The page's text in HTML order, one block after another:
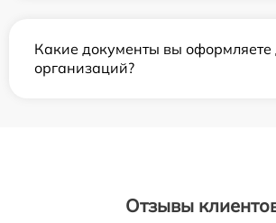
Какие документы вы оформляете
организаций?
Отзывы